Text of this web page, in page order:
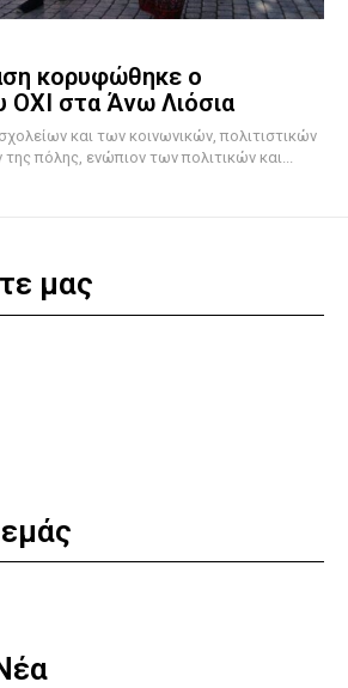
κορυφώθηκε ο
ΟΧΙ στα Άνω Λιόσια
και των κοινωνικών, πολιτιστικών
πόλης, ενώπιον των πολιτικών και...
μας